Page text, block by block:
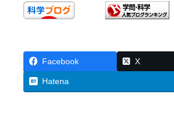
Facebook X
Hatena